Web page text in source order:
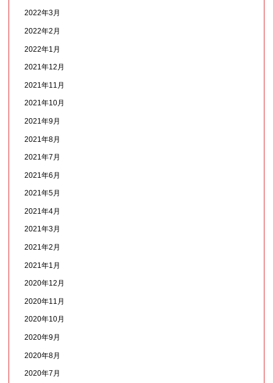
2022年3月
2022年2月
2022年1月
2021年12月
2021年11月
2021年10月
2021年9月
2021年8月
2021年7月
2021年6月
2021年5月
2021年4月
2021年3月
2021年2月
2021年1月
2020年12月
2020年11月
2020年10月
2020年9月
2020年8月
2020年7月